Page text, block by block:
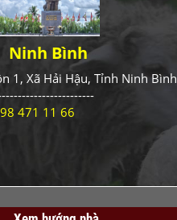
Ninh Bình
1, Xã Hải Hậu, Tỉnh Ninh Bình
471 11 66